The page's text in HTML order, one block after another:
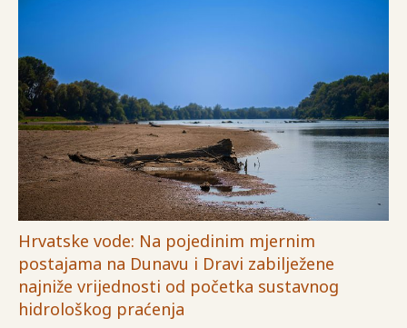
Hrvatske vode: Na pojedinim mjernim
postajama na Dunavu i Dravi zabilježene
najniže vrijednosti od početka sustavnog
hidrološkog praćenja